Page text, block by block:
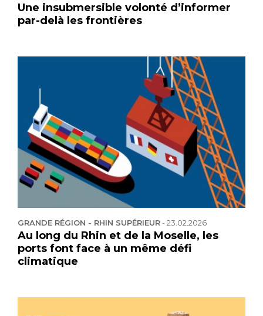
Une insubmersible volonté d’informer
par-delà les frontières
GRANDE RÉGION - RHIN SUPÉRIEUR-23.02.2026
Au long du Rhin et de la Moselle, les
ports font face à un même défi
climatique